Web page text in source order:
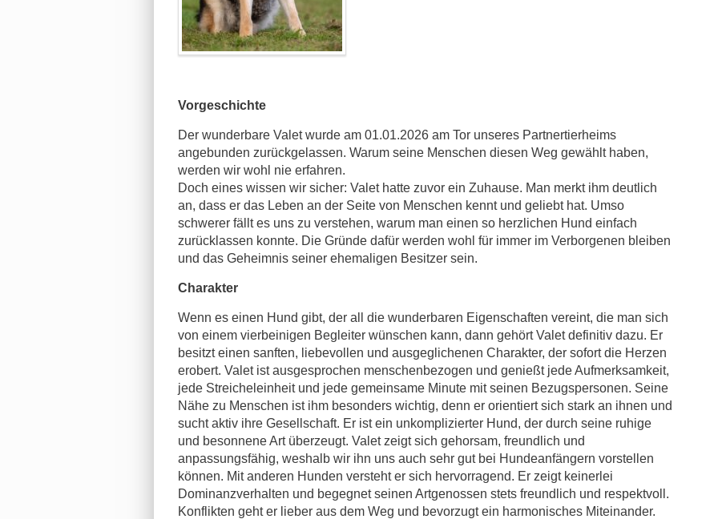
Vorgeschichte
Der wunderbare Valet wurde am 01.01.2026 am Tor unseres Partnertierheims
angebunden zurückgelassen. Warum seine Menschen diesen Weg gewählt haben,
werden wir wohl nie erfahren.
Doch eines wissen wir sicher: Valet hatte zuvor ein Zuhause. Man merkt ihm deutlich
an, dass er das Leben an der Seite von Menschen kennt und geliebt hat. Umso
schwerer fällt es uns zu verstehen, warum man einen so herzlichen Hund einfach
zurücklassen konnte. Die Gründe dafür werden wohl für immer im Verborgenen bleiben
und das Geheimnis seiner ehemaligen Besitzer sein.
Charakter
Wenn es einen Hund gibt, der all die wunderbaren Eigenschaften vereint, die man sich
von einem vierbeinigen Begleiter wünschen kann, dann gehört Valet definitiv dazu. Er
besitzt einen sanften, liebevollen und ausgeglichenen Charakter, der sofort die Herzen
erobert. Valet ist ausgesprochen menschenbezogen und genießt jede Aufmerksamkeit,
jede Streicheleinheit und jede gemeinsame Minute mit seinen Bezugspersonen. Seine
Nähe zu Menschen ist ihm besonders wichtig, denn er orientiert sich stark an ihnen und
sucht aktiv ihre Gesellschaft. Er ist ein unkomplizierter Hund, der durch seine ruhige
und besonnene Art überzeugt. Valet zeigt sich gehorsam, freundlich und
anpassungsfähig, weshalb wir ihn uns auch sehr gut bei Hundeanfängern vorstellen
können. Mit anderen Hunden versteht er sich hervorragend. Er zeigt keinerlei
Dominanzverhalten und begegnet seinen Artgenossen stets freundlich und respektvoll.
Konflikten geht er lieber aus dem Weg und bevorzugt ein harmonisches Miteinander.